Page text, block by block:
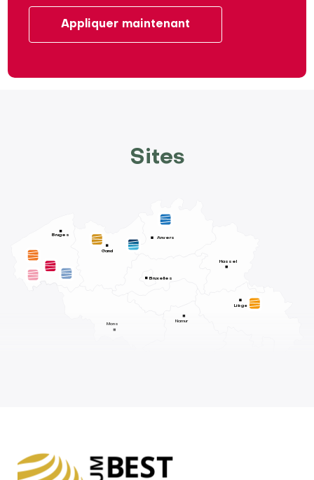
Appliquer maintenant
Sites
Gand
Bruxelles
Anvers
Hassel
Bruges
Mons
Namur
Liège